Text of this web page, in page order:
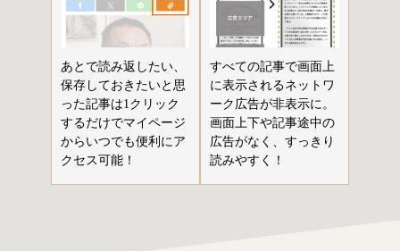
あとで読み返したい、
保存しておきたいと思
った記事は1クリック
するだけでマイページ
からいつでも便利にア
クセス可能！
すべての記事で画面上
に表示されるネットワ
ーク広告が非表示に。
画面上下や記事途中の
広告がなく、すっきり
読みやすく！